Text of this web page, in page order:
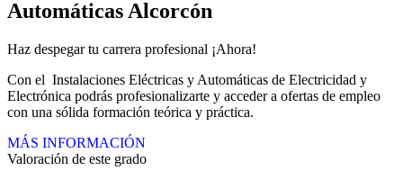
Automáticas Alcorcón
Haz despegar tu carrera profesional ¡Ahora!
Con el Instalaciones Eléctricas y Automáticas de Electricidad y
Electrónica podrás profesionalizarte y acceder a ofertas de empleo
con una sólida formación teórica y práctica.
MÁS INFORMACIÓN
Valoración de este grado